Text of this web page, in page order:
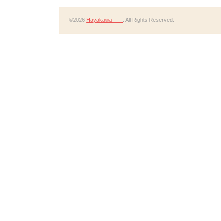
©2026 Hayakawa . All Rights Reserved.